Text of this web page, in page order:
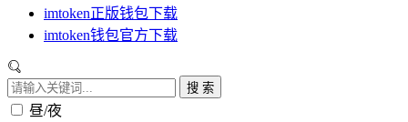
imtoken正版钱包下载
imtoken钱包官方下载
搜 索
昼/夜